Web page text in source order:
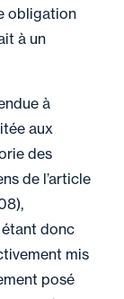
obligation
à un
à
aux
des
de l’article
étant donc
mis
posé